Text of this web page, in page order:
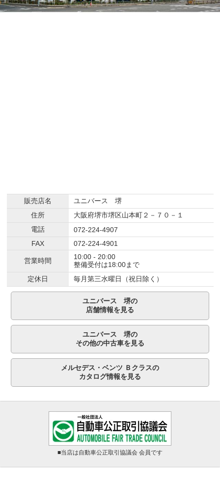
販売店名
ユニバース 堺
住所
大阪府堺市堺区山本町２－７０－１
電話
072-224-4907
FAX
072-224-4901
営業時間
10:00 - 20:00
整備受付は18:00まで
定休日
毎月第三水曜日（祝日除く）
ユニバース 堺の
店舗情報を見る
ユニバース 堺の
その他の中古車を見る
メルセデス・ベンツ Ｂクラスの
カタログ情報を見る
■当店は自動車公正取引協議会 会員です